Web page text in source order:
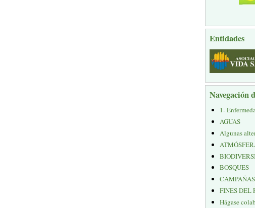
Entidades
Navegación
1-
AGUAS
Algunas
BOSQUES
CAMPAÑAS
FINES DEL
Hágase